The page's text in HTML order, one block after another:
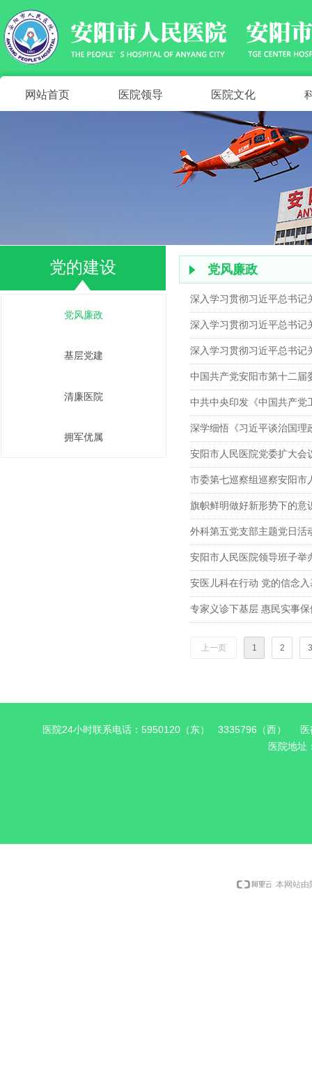
网站首页 医院领导 医院文化
深入学习贯彻习近平总书记
深入学习贯彻习近平总书记
深入学习贯彻习近平总书记
中国共产党安阳市第十二届
中共中央印发《中国共产党
深学细悟《习近平谈治国理
安阳市人民医院党委扩大会
市委第七巡察组巡察安阳市
旗帜鲜明做好新形势下的意
外科第五党支部主题党日活
安阳市人民医院领导班子举
安医儿科在行动 党的信念入
专家义诊下基层 惠民实事保
上一页 1 2 3
党风廉政
념
党的建设
党风廉政
基层党建
清廉医院
拥军优属
医院24小时联系电话：5950120（东） 3335796（西）
医院地
本网站由